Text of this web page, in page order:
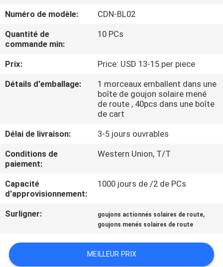
VISITE
L'USINE
QUALITÉ
NOUS
CONTACTER
NOUVELLES
CAS
Numéro de modèle:
CDN-BL02
Quantité de
commande min:
10 PCs
Prix:
Price: USD 13-15 per piece
Détails d'emballage:
1 morceaux emballent dans une
boîte de goujon solaire mené
de route , 40pcs dans une boîte
de cart
Délai de livraison:
3-5 jours ouvrables
Conditions de
paiement:
Western Union, T/T
Capacité
d'approvisionnement:
1000 jours de /2 de PCs
Surligner: goujons actionnés solaires de route,
goujons menés solaires de route
MEILLEUR PRIX